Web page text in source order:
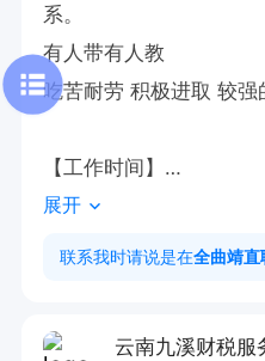
系。
有人带有人教
吃苦耐劳 积极进取 较强
【工作时间】
上午：8:30-12:00
下午：13:30-18:00
展开
联系我时请说是在全曲靖直
云南九溪财税服